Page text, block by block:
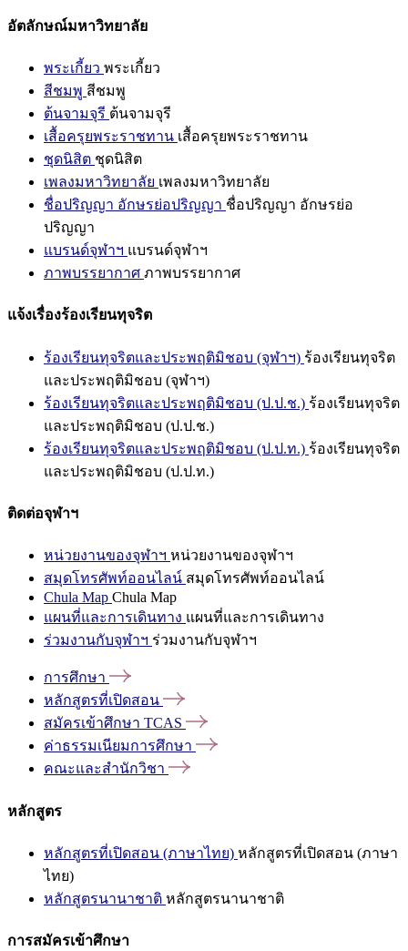
อัตลักษณ์มหาวิทยาลัย
พระเกี้ยว พระเกี้ยว
สีชมพู สีชมพู
ต้นจามจุรี ต้นจามจุรี
เสื้อครุยพระราชทาน เสื้อครุยพระราชทาน
ชุดนิสิต ชุดนิสิต
เพลงมหาวิทยาลัย เพลงมหาวิทยาลัย
ชื่อปริญญา อักษรย่อปริญญา ชื่อปริญญา อักษรย่อ
ปริญญา
แบรนด์จุฬาฯ แบรนด์จุฬาฯ
ภาพบรรยากาศ ภาพบรรยากาศ
แจ้งเรื่องร้องเรียนทุจริต
ร้องเรียนทุจริตและประพฤติมิชอบ (จุฬาฯ) ร้องเรียนทุจริต
และประพฤติมิชอบ (จุฬาฯ)
ร้องเรียนทุจริตและประพฤติมิชอบ (ป.ป.ช.) ร้องเรียนทุจริต
และประพฤติมิชอบ (ป.ป.ช.)
ร้องเรียนทุจริตและประพฤติมิชอบ (ป.ป.ท.) ร้องเรียนทุจริต
และประพฤติมิชอบ (ป.ป.ท.)
ติดต่อจุฬาฯ
หน่วยงานของจุฬาฯ หน่วยงานของจุฬาฯ
สมุดโทรศัพท์ออนไลน์ สมุดโทรศัพท์ออนไลน์
Chula Map Chula Map
แผนที่และการเดินทาง แผนที่และการเดินทาง
ร่วมงานกับจุฬาฯ ร่วมงานกับจุฬาฯ
การศึกษา
หลักสูตรที่เปิดสอน
สมัครเข้าศึกษา TCAS
ค่าธรรมเนียมการศึกษา
คณะและสำนักวิชา
หลักสูตร
หลักสูตรที่เปิดสอน (ภาษาไทย) หลักสูตรที่เปิดสอน (ภาษา
ไทย)
หลักสูตรนานาชาติ หลักสูตรนานาชาติ
การสมัครเข้าศึกษา